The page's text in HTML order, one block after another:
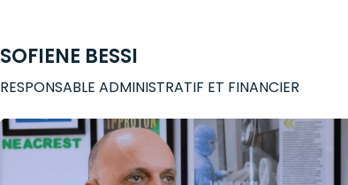
SOFIENE BESSI
RESPONSABLE ADMINISTRATIF ET FINANCIER